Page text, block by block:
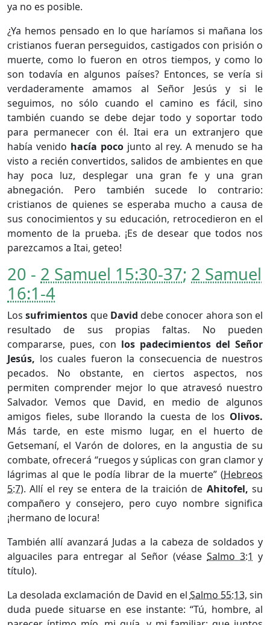
ya no es posible.
¿Ya hemos pensado en lo que haríamos si mañana los
cristianos fueran perseguidos, castigados con prisión o
muerte, como lo fueron en otros tiempos, y como lo
son todavía en algunos países? Entonces, se vería si
verdaderamente amamos al Señor Jesús y si le
seguimos, no sólo cuando el camino es fácil, sino
también cuando se debe dejar todo y soportar todo
para permanecer con él. Itai era un extranjero que
había venido hacía pocojunto al rey. A menudo se ha
visto a recién convertidos, salidos de ambientes en que
hay poca luz, desplegar una gran fe y una gran
abnegación. Pero también sucede lo contrario:
cristianos de quienes se esperaba mucho a causa de
sus conocimientos y su educación, retrocedieron en el
momento de la prueba. ¡Es de desear que todos nos
parezcamos a Itai, geteo!
20 - 2 Samuel 15:30-37; 2 Samuel
16:1-4
Lossufrimientos queDavid debe conocer ahora son el
resultado de sus propias faltas. No pueden
compararse, pues, con los padecimientos del Señor
Jesús, los cuales fueron la consecuencia de nuestros
pecados. No obstante, en ciertos aspectos, nos
permiten comprender mejor lo que atravesó nuestro
Salvador. Vemos que David, en medio de algunos
amigos fieles, sube llorando la cuesta de los Olivos.
Más tarde, en este mismo lugar, en el huerto de
Getsemaní, el Varón de dolores, en la angustia de su
combate, ofrecerá “ruegos y súplicas con gran clamor y
lágrimas al que le podía librar de la muerte” (Hebreos
5:7). Allí el rey se entera de la traición de Ahitofel, su
compañero y consejero, pero cuyo nombre significa
¡hermano de locura!
También allí avanzará Judas a la cabeza de soldados y
alguaciles para entregar al Señor (véase Salmo 3:1 y
título).
La desolada exclamación de David en el Salmo 55:13, sin
duda puede situarse en ese instante: “Tú, hombre, al